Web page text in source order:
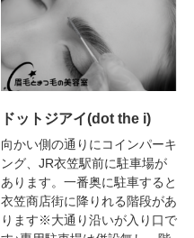
ドットジアイ(dot the i)
向かい側の通りにコインパーキ
ング、JR衣笠駅前に駐車場が
あります。一番奥に駐車すると
衣笠商店街に降りれる階段があ
ります※大通り沿いが入り口で